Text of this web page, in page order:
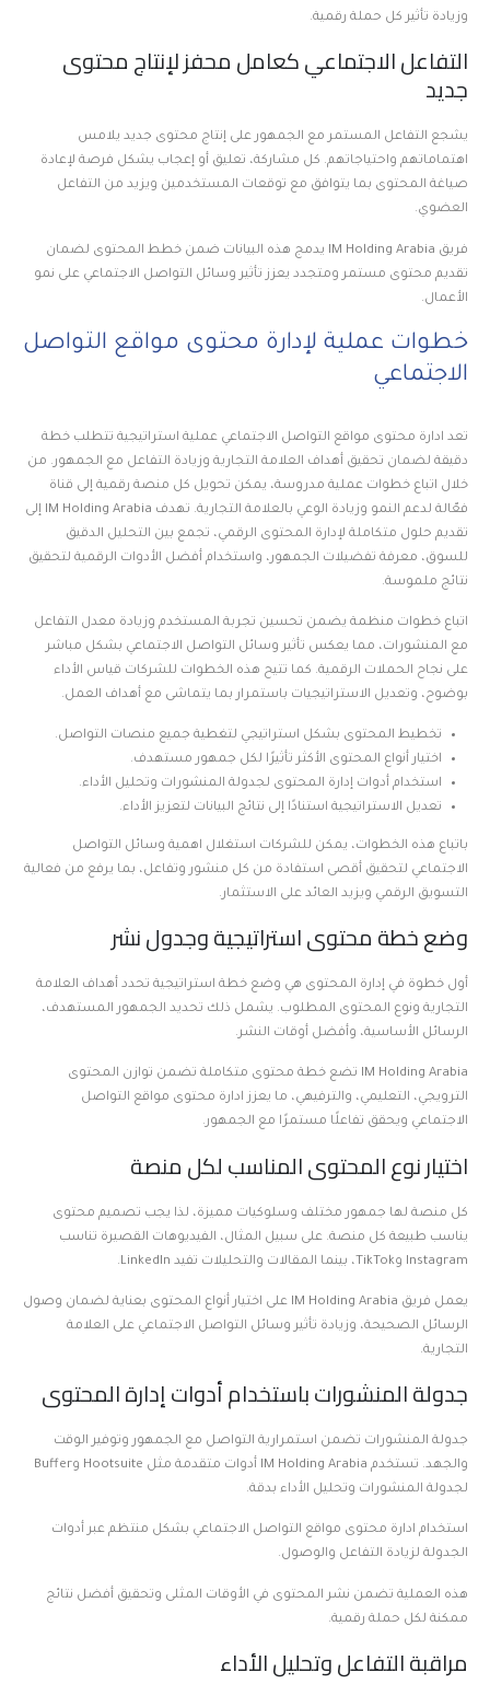
وزيادة تأثير كل حملة رقمية.
التفاعل الاجتماعي كعامل محفز لإنتاج محتوى
جديد
يشجع التفاعل المستمر مع الجمهور على إنتاج محتوى جديد يلامس
اهتماماتهم واحتياجاتهم. كل مشاركة، تعليق أو إعجاب يشكل فرصة لإعادة
صياغة المحتوى بما يتوافق مع توقعات المستخدمين ويزيد من التفاعل
العضوي.
فريق IM Holding Arabia يدمج هذه البيانات ضمن خطط المحتوى لضمان
تقديم محتوى مستمر ومتجدد يعزز تأثير وسائل التواصل الاجتماعي على نمو
الأعمال.
خطوات عملية لإدارة محتوى مواقع التواصل
الاجتماعي
تعد ادارة محتوى مواقع التواصل الاجتماعي عملية استراتيجية تتطلب خطة
دقيقة لضمان تحقيق أهداف العلامة التجارية وزيادة التفاعل مع الجمهور. من
خلال اتباع خطوات عملية مدروسة، يمكن تحويل كل منصة رقمية إلى قناة
فعّالة لدعم النمو وزيادة الوعي بالعلامة التجارية. تهدف IM Holding Arabia إلى
تقديم حلول متكاملة لإدارة المحتوى الرقمي، تجمع بين التحليل الدقيق
للسوق، معرفة تفضيلات الجمهور، واستخدام أفضل الأدوات الرقمية لتحقيق
نتائج ملموسة.
اتباع خطوات منظمة يضمن تحسين تجربة المستخدم وزيادة معدل التفاعل
مع المنشورات، مما يعكس تأثير وسائل التواصل الاجتماعي بشكل مباشر
على نجاح الحملات الرقمية. كما تتيح هذه الخطوات للشركات قياس الأداء
بوضوح، وتعديل الاستراتيجيات باستمرار بما يتماشى مع أهداف العمل.
تخطيط المحتوى بشكل استراتيجي لتغطية جميع منصات التواصل.
اختيار أنواع المحتوى الأكثر تأثيرًا لكل جمهور مستهدف.
استخدام أدوات إدارة المحتوى لجدولة المنشورات وتحليل الأداء.
تعديل الاستراتيجية استنادًا إلى نتائج البيانات لتعزيز الأداء.
باتباع هذه الخطوات، يمكن للشركات استغلال اهمية وسائل التواصل
الاجتماعي لتحقيق أقصى استفادة من كل منشور وتفاعل، بما يرفع من فعالية
التسويق الرقمي ويزيد العائد على الاستثمار.
وضع خطة محتوى استراتيجية وجدول نشر
أول خطوة في إدارة المحتوى هي وضع خطة استراتيجية تحدد أهداف العلامة
التجارية ونوع المحتوى المطلوب. يشمل ذلك تحديد الجمهور المستهدف،
الرسائل الأساسية، وأفضل أوقات النشر.
IM Holding Arabia تضع خطة محتوى متكاملة تضمن توازن المحتوى
الترويجي، التعليمي، والترفيهي، ما يعزز ادارة محتوى مواقع التواصل
الاجتماعي ويحقق تفاعلًا مستمرًا مع الجمهور.
اختيار نوع المحتوى المناسب لكل منصة
كل منصة لها جمهور مختلف وسلوكيات مميزة، لذا يجب تصميم محتوى
يناسب طبيعة كل منصة. على سبيل المثال، الفيديوهات القصيرة تناسب
Instagram وTikTok، بينما المقالات والتحليلات تفيد LinkedIn.
يعمل فريق IM Holding Arabia على اختيار أنواع المحتوى بعناية لضمان وصول
الرسائل الصحيحة، وزيادة تأثير وسائل التواصل الاجتماعي على العلامة
التجارية.
جدولة المنشورات باستخدام أدوات إدارة المحتوى
جدولة المنشورات تضمن استمرارية التواصل مع الجمهور وتوفير الوقت
والجهد. تستخدم IM Holding Arabia أدوات متقدمة مثل Hootsuite وBuffer
لجدولة المنشورات وتحليل الأداء بدقة.
استخدام ادارة محتوى مواقع التواصل الاجتماعي بشكل منتظم عبر أدوات
الجدولة لزيادة التفاعل والوصول.
هذه العملية تضمن نشر المحتوى في الأوقات المثلى وتحقيق أفضل نتائج
ممكنة لكل حملة رقمية.
مراقبة التفاعل وتحليل الأداء